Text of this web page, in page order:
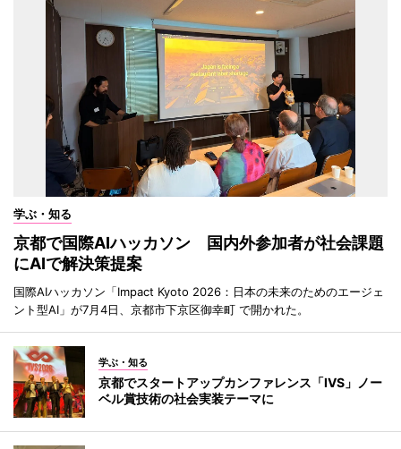
学ぶ・知る
京都で国際AIハッカソン 国内外参加者が社会課題
にAIで解決策提案
国際AIハッカソン「Impact Kyoto 2026：日本の未来のためのエージェ
ント型AI」が7月4日、京都市下京区御幸町 で開かれた。
学ぶ・知る
京都でスタートアップカンファレンス「IVS」ノー
ベル賞技術の社会実装テーマに